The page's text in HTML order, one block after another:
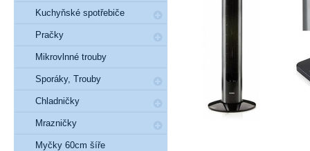
Kuchyňské spotřebiče
Pračky
Mikrovlnné trouby
Sporáky, Trouby
Chladničky
Mrazničky
Myčky 60cm šíře